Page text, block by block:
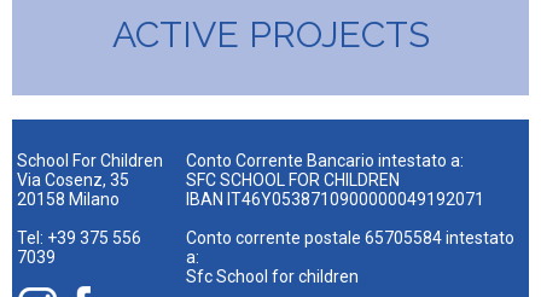
ACTIVE PROJECTS
School For Children
Via Cosenz, 35
20158 Milano
Tel: +39 375 556
7039
Conto Corrente Bancario intestato a:
SFC SCHOOL FOR CHILDREN
IBAN IT46Y0538710900000049192071
Conto corrente postale 65705584 intestato
a:
Sfc School for children